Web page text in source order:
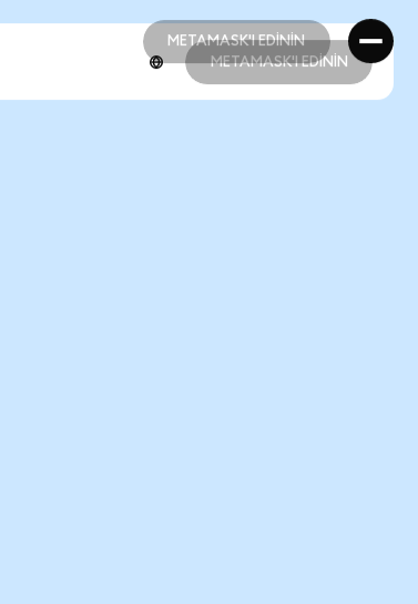
METAMASK'I EDİNİN
METAMASK'I EDİNİN
METAMASK'I EDİNİN